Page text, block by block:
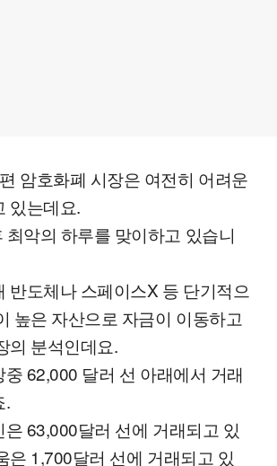
암호화폐 시장은 여전히 어려운
있는데요.
최악의 하루를 맞이하고 있습니
반도체나 스페이스X 등 단기적으
높은 자산으로 자금이 이동하고
의 분석인데요.
62,000 달러 선 아래에서 거래
.
63,000달러 선에 거래되고 있
은 1,700달러 선에 거래되고 있